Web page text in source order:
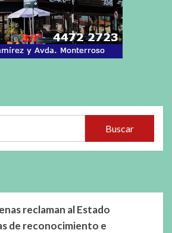
Buscar
reclaman al Estado
de reconocimiento e